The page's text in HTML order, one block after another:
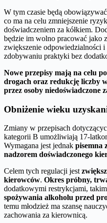
W tym czasie będą
co ma na celu zmniejszenie
doświadczeniem za kółkiem.
będzie im wolno pracować jako
zwiększenie odpowiedzialności i
zdobywaniu praktyki bez
Nowe przepisy mają na celu
drogach oraz redukcję liczby
przez osoby niedoświadczone
Obniżenie wieku
Zmiany w przepisach
kategorii B umożliwiają 17-
Wymagana jest jednak pisemna
nadzorem doświadczonego
Celem tych regulacji jest
kierowców. Okres próbny,
dodatkowymi restrykcjami,
spożywania alkoholu przed
temu młodzież ma szansę
zachowania za kierownicą.